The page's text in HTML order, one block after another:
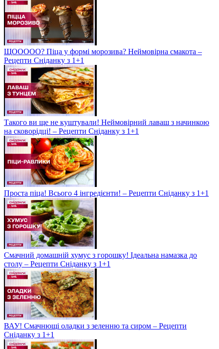
ЩООООО? Піца у формі морозива? Неймовірна смакота –
Рецепти Сніданку з 1+1
Такого ви ще не куштували! Неймовірний лаваш з начинкою
на сковорідці! – Рецепти Сніданку з 1+1
Проста піца! Всього 4 інгредієнти! – Рецепти Сніданку з 1+1
Смачний домашній хумус з горошку! Ідеальна намазка до
столу – Рецепти Сніданку з 1+1
ВАУ! Смачнющі оладки з зеленню та сиром – Рецепти
Сніданку з 1+1